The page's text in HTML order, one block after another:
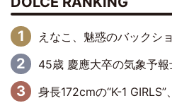
えなこ、魅惑のバックショットに思わずドキッ「世界最高レベルの
45歳 慶應大卒の気象予報士
身長172cmの“K-1 GIRLS”、パーフェ